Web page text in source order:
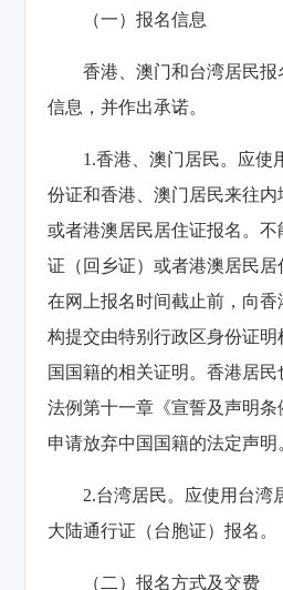
（一）报名信息
香港、澳门和台湾居民
信息，并作出承诺。
1.香港、澳门居民。应使
份证和香港、澳门居民来往内
或者港澳居民居住证报名。
证（回乡证）或者港澳居民
在网上报名时间截止前，向
构提交由特别行政区身份证明
国国籍的相关证明。香港居
法例第十一章《宣誓及声明
申请放弃中国国籍的法定声明
2.台湾居民。应使用台湾
大陆通行证（台胞证）报名。
（二）报名方式及交费